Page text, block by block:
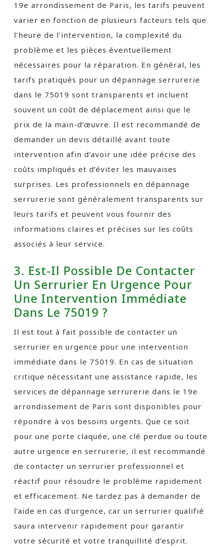
19e arrondissement de Paris, les tarifs peuvent
varier en fonction de plusieurs facteurs tels que
l’heure de l’intervention, la complexité du
problème et les pièces éventuellement
nécessaires pour la réparation. En général, les
tarifs pratiqués pour un dépannage serrurerie
dans le 75019 sont transparents et incluent
souvent un coût de déplacement ainsi que le
prix de la main-d’œuvre. Il est recommandé de
demander un devis détaillé avant toute
intervention afin d’avoir une idée précise des
coûts impliqués et d’éviter les mauvaises
surprises. Les professionnels en dépannage
serrurerie sont généralement transparents sur
leurs tarifs et peuvent vous fournir des
informations claires et précises sur les coûts
associés à leur service.
3. Est-Il Possible De Contacter
Un Serrurier En Urgence Pour
Une Intervention Immédiate
Dans Le 75019 ?
Il est tout à fait possible de contacter un
serrurier en urgence pour une intervention
immédiate dans le 75019. En cas de situation
critique nécessitant une assistance rapide, les
services de dépannage serrurerie dans le 19e
arrondissement de Paris sont disponibles pour
répondre à vos besoins urgents. Que ce soit
pour une porte claquée, une clé perdue ou toute
autre urgence en serrurerie, il est recommandé
de contacter un serrurier professionnel et
réactif pour résoudre le problème rapidement
et efficacement. Ne tardez pas à demander de
l’aide en cas d’urgence, car un serrurier qualifié
saura intervenir rapidement pour garantir
votre sécurité et votre tranquillité d’esprit.